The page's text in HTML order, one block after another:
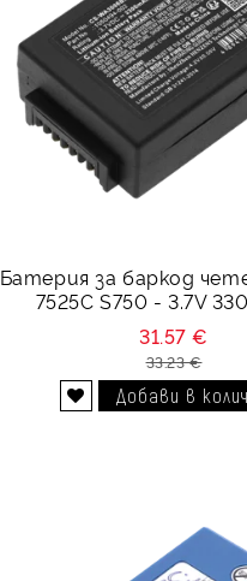
Батерия за баркод
7525C S750 - 3.7V
31.57 €
33.23 €